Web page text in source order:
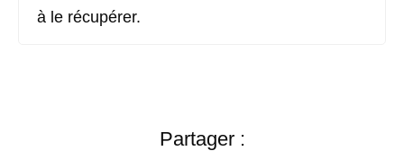
à le récupérer.
Partager :